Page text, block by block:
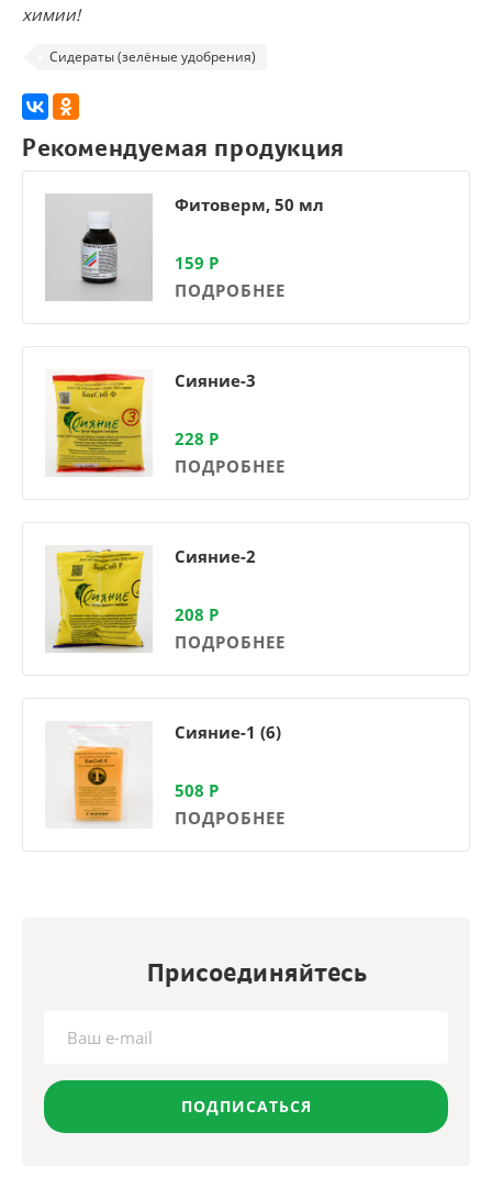
химии!
Сидераты (зелёные удобрения)
Рекомендуемая продукция
Фитоверм, 50 мл
159 Р
ПОДРОБНЕЕ
Сияние-3
228 Р
ПОДРОБНЕЕ
Сияние-2
208 Р
ПОДРОБНЕЕ
Сияние-1 (6)
508 Р
ПОДРОБНЕЕ
Присоединяйтесь
ПОДПИСАТЬСЯ